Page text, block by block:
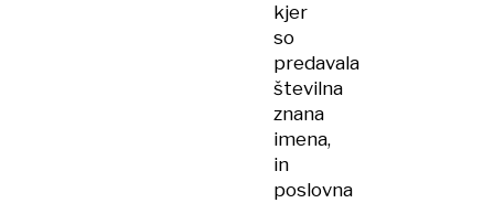
kjer
so
predavala
številna
znana
imena,
in
poslovna